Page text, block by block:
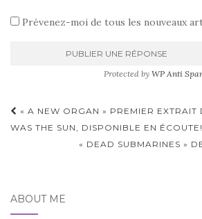
Prévenez-moi de tous les nouveaux
Protected by WP Anti
Pagination
d'article
« A NEW ORGAN » PREMIER EXTRAIT
WAS THE SUN, DISPONIBLE EN ÉCOUTE!
« DEAD SUBMARINES »
ABOUT ME